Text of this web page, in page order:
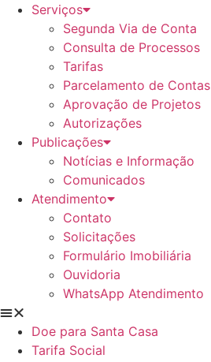
Serviços
Segunda Via de Conta
Consulta de Processos
Tarifas
Parcelamento de Contas
Aprovação de Projetos
Autorizações
Publicações
Notícias e Informação
Comunicados
Atendimento
Contato
Solicitações
Formulário Imobiliária
Ouvidoria
WhatsApp Atendimento
Doe para Santa Casa
Tarifa Social